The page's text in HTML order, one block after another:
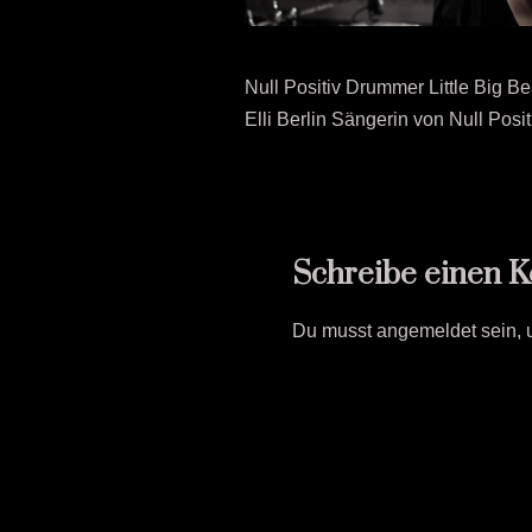
Null Positiv Drummer Little Big
Elli Berlin Sängerin von Null
Schreibe einen
Du musstangemeldetsein,